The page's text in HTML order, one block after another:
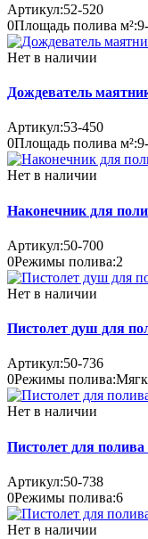
Артикул:52-520
0Площадь полива м²:
Нет в наличии
Дождеватель
Артикул:53-450
0Площадь полива м²:
Нет в наличии
Наконечник для
Артикул:50-700
0Режимы полива:2
Нет в наличии
Пистолет душ для
Артикул:50-736
0Режимы полива:
Нет в наличии
Пистолет для
Артикул:50-738
0Режимы полива:6
Нет в наличии